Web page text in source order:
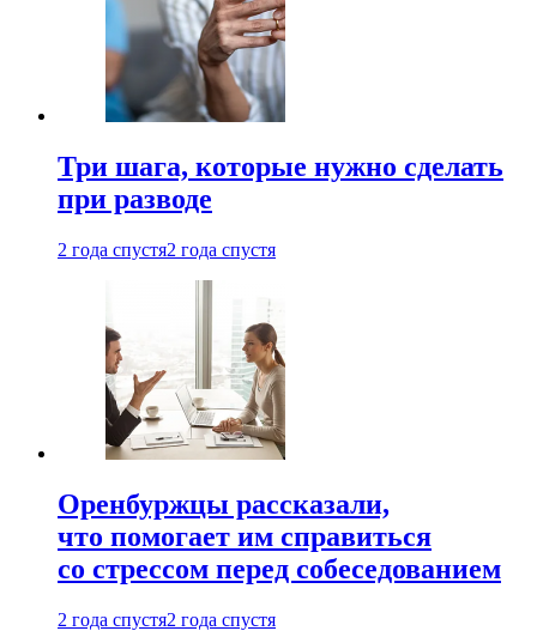
Три шага, которые нужно сделать
при разводе
2 года спустя2 года спустя
Оренбуржцы рассказали,
что помогает им справиться
со стрессом перед собеседованием
2 года спустя2 года спустя